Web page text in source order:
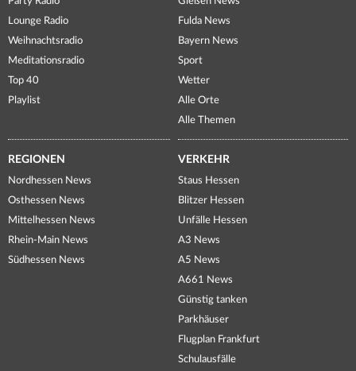
Lounge Radio
Weihnachtsradio
Meditationsradio
Top 40
Playlist
Fulda News
Bayern News
Sport
Wetter
Alle Orte
Alle Themen
REGIONEN
Nordhessen News
Osthessen News
Mittelhessen News
Rhein-Main News
Südhessen News
VERKEHR
Staus Hessen
Blitzer Hessen
Unfälle Hessen
A3 News
A5 News
A661 News
Günstig tanken
Parkhäuser
Flugplan Frankfurt
Schulausfälle